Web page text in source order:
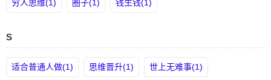
穷人思维(1) 圈子(1) 钱生钱(1)
S
适合普通人做(1) 思维晋升(1) 世上无难事(1)